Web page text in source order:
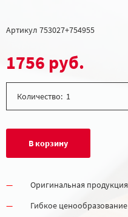
Артикул 753027+754955
1756 руб.
Количество:
В корзину
Оригинальная продукция
Гибкое ценообразование